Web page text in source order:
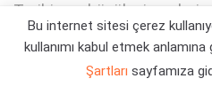
Tarihin en büyük
çıkartmaya doğru son yedi
Orçun Çavuşoğlu
Bu internet sitesi çerez
kullanımı kabul etmek
Şartları sayfamıza